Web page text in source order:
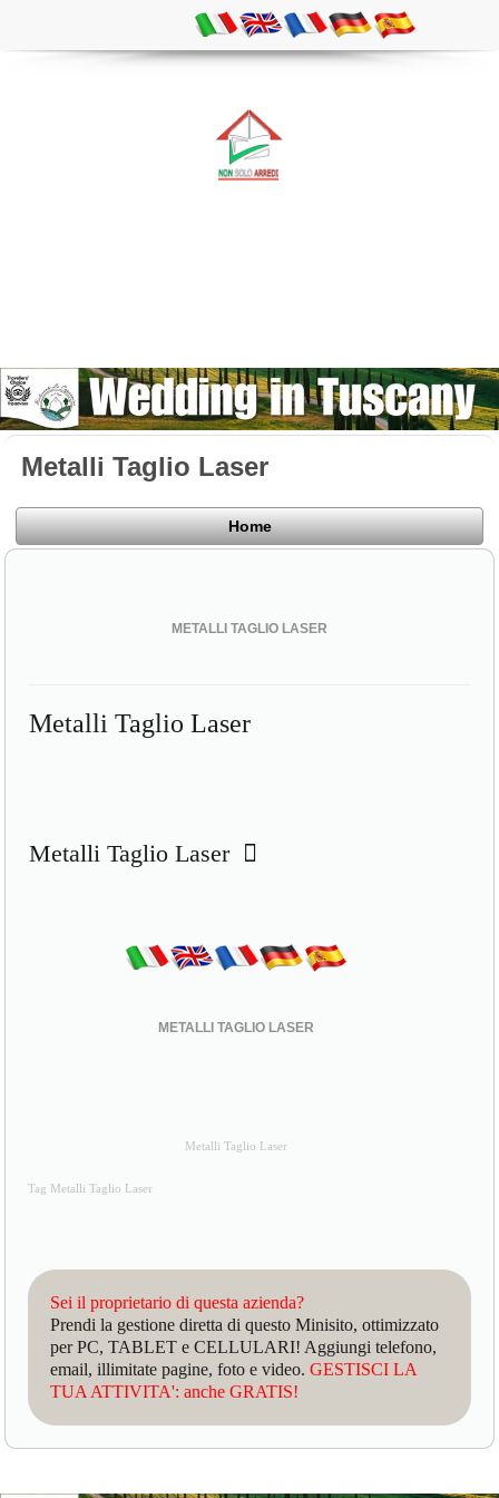
Metalli Taglio Laser
Home
METALLI TAGLIO LASER
Metalli Taglio Laser
Metalli Taglio Laser
METALLI TAGLIO LASER
Metalli Taglio Laser
Tag Metalli Taglio Laser
Sei il proprietario di questa azienda?
Prendi la gestione diretta di questo Minisito, ottimizzato
per PC, TABLET e CELLULARI! Aggiungi telefono,
email, illimitate pagine, foto e video.GESTISCI LA
TUA ATTIVITA': anche GRATIS!